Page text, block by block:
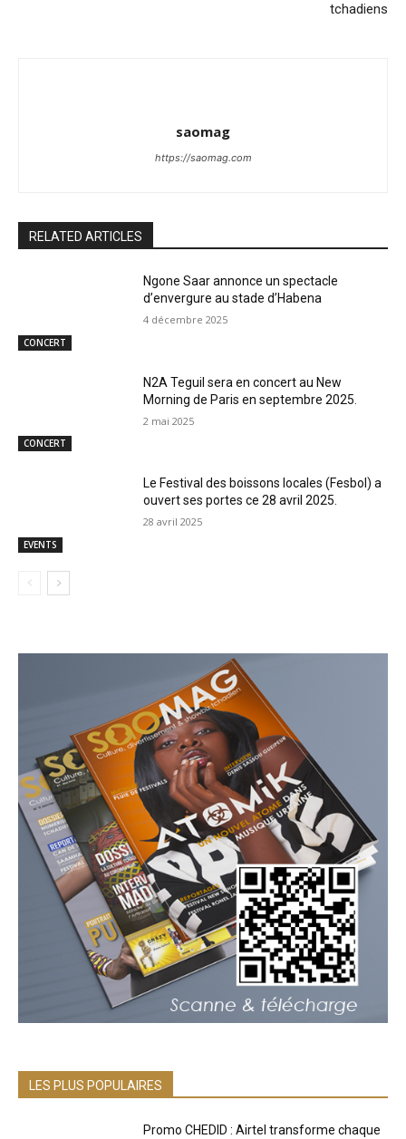
tchadiens
saomag
https://saomag.com
RELATED ARTICLES
CONCERT
Ngone Saar annonce un spectacle
d’envergure au stade d’Habena
4 décembre 2025
CONCERT
N2A Teguil sera en concert au New
Morning de Paris en septembre 2025.
2 mai 2025
EVENTS
Le Festival des boissons locales (Fesbol) a
ouvert ses portes ce 28 avril 2025.
28 avril 2025
LES PLUS POPULAIRES
Promo CHEDID : Airtel transforme chaque